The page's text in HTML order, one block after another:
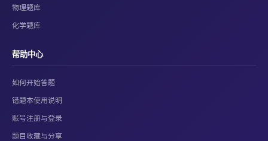
物理题库
化学题库
帮助中心
如何开始答题
错题本使用说明
账号注册与登录
题目收藏与分享